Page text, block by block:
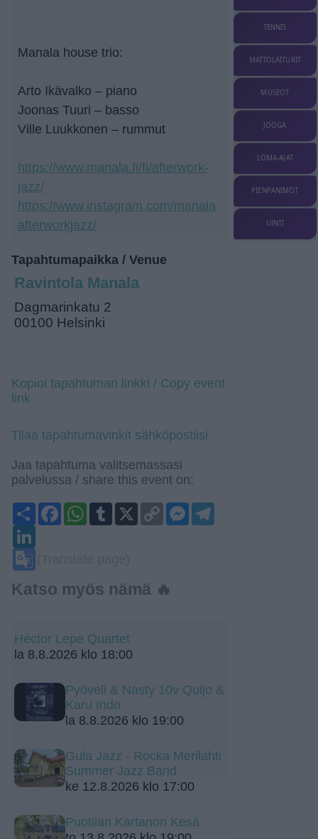
Manala house trio:
Arto Ikävalko – piano
Joonas Tuuri – basso
Ville Luukkonen – rummut
https://www.manala.fi/fi/afterwork-
jazz/
https://www.instagram.com/manala
afterworkjazz/
Tapahtumapaikka / Venue
Ravintola Manala
Dagmarinkatu 2
00100 Helsinki
Kopioi tapahtuman linkki / Copy event
link
Tilaa tapahtumavinkit sähköpostiisi
Jaa tapahtuma valitsemassasi
palvelussa / share this event on:
ShareFacebookWhatsApp
Tumblr
X
Copy
Link
Messenger
Katso myös nämä 🔥
Héctor Lepe Quartet
la 8.8.2026 klo 18:00
Pyöveli & Nasty 10v Quijo &
Karu Indo
la 8.8.2026 klo 19:00
Gula Jazz - Rocka Merilahti
Summer Jazz Band
ke 12.8.2026 klo 17:00
Puotilan Kartanon Kesä
TENNIS
MATTOLAITURIT
MUSEOT
JOOGA
LOMA-AJAT
PIENPANIMOT
UINTI